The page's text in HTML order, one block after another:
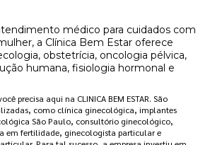
médico para cuidados com
a Clínica Bem Estar oferece
obstetrícia, oncologia pélvica,
humana, fisiologia hormonal e
precisa aqui na CLINICA BEM ESTAR. São
como clínica ginecológica, implantes
São Paulo, consultório ginecológico,
em fertilidade, ginecologista particular e